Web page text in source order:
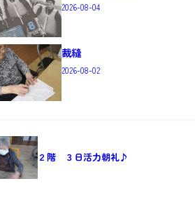
2026-08-04
裁縫
2026-08-02
２階 ３日活力朝礼♪